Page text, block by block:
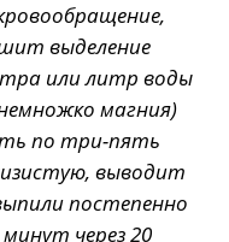
выделение
или литр воды
магния)
по три-пять
выводит
постепенно
через 20